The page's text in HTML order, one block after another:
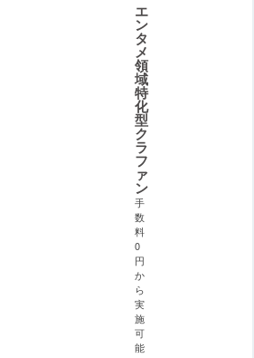
エ
ン
タ
メ
領
域
特
化
型
ク
ラ
フ
ァ
ン
手
数
料
0
円
か
ら
実
施
可
能